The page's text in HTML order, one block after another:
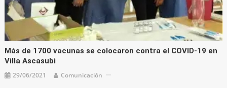
Más de 1700 vacunas se colocaron contra el COVID-19 en
Villa Ascasubi
29/06/2021 Comunicación